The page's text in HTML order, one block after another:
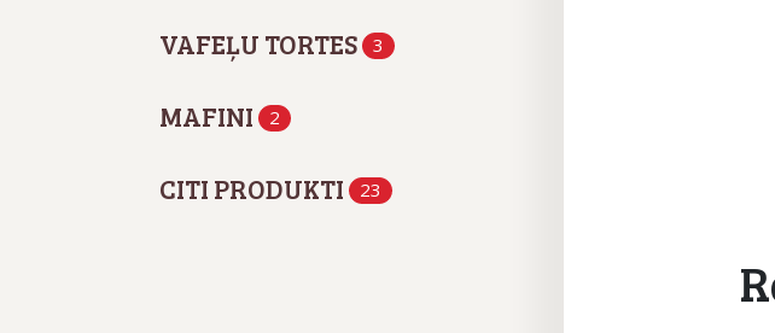
VAFEĻU TORTES 3
MAFINI 2
CITI PRODUKTI 23